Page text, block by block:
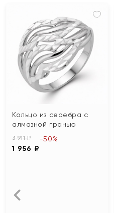
Кольцо из серебра с
алмазной гранью
3 911 ₽
1 956 ₽
-50%